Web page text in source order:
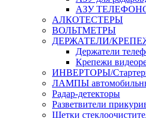
АЗУ
АЛКОТЕСТЕРЫ
ВОЛЬТМЕТРЫ
ДЕРЖАТЕЛИ/
Держатели
Крепежи
ИНВЕРТОРЫ/
ЛАМПЫ
Радар-детекторы
Разветвители
Щетки